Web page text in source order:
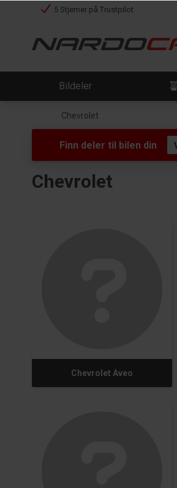
5 Stjerner på Trustpilot
Bildeler
Chevrolet
Finn deler til bilen din
Chevrolet
Chevrolet Aveo